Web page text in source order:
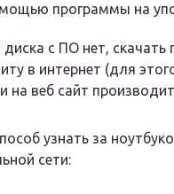
программы на
диска с ПО нет,
в интернет (для
на веб сайт
узнать за
сети: